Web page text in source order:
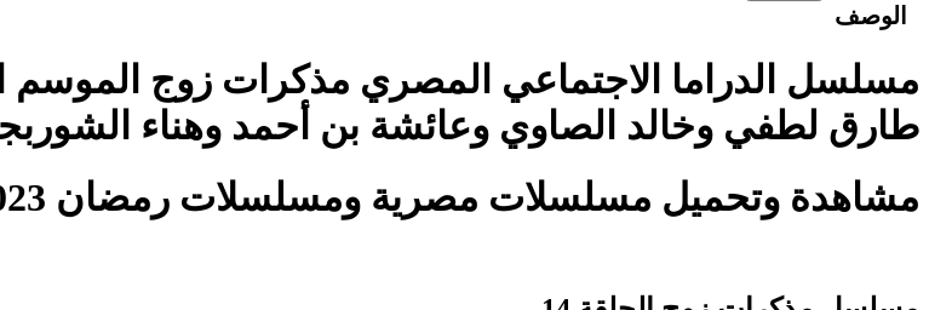
الوصف
طارق لطفي وخالد الصاوي وعائشة بن أحمد وهناء
مشاهدة وتحميل مسلسلات مصرية ومسلسلات رمضان 2023 اون لاين بجودة عالية على موقع